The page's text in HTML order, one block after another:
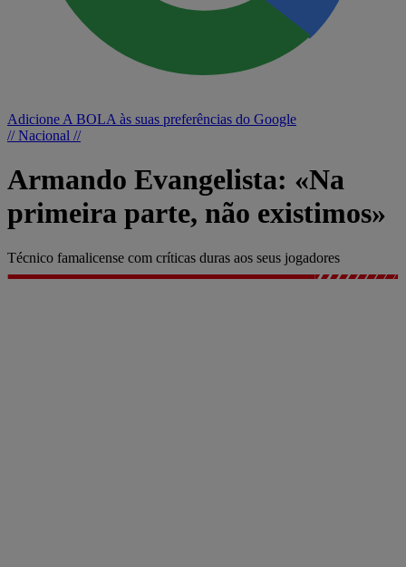
Adicione A BOLA às suas preferências do Google
// Nacional //
Armando Evangelista: «Na
primeira parte, não existimos»
Técnico famalicense com críticas duras aos seus jogadores